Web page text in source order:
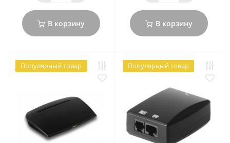
В корзину В корзину
Популярный товар Популярный товар